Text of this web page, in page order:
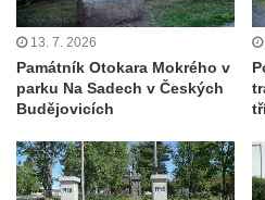
Benešově nad Ploučnicí
Hrob Šumových na hřbitově v
nad Ploučnicí
Hrob Theodora Sommera na
Hrob Wendelina Janiche na
Benešově nad Ploučnicí
13. 7. 2026
Památník Otokara Mokrého v
parku Na Sadech v Českých
Budějovicích